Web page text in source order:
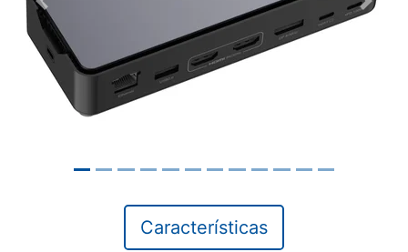
Previous Next
Características